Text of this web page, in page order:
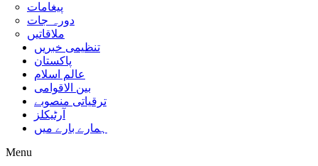
پیغامات
دورہ جات
ملاقاتیں
تنظیمی خبریں
پاکستان
عالم اسلام
بین الاقوامی
ترقیاتی منصوبے
آرٹیکلز
ہمارے بارے میں
Menu